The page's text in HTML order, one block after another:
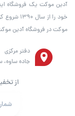
آدین موکت یک فروشگاه
خود را
موکت در فروشگاه آدین
دفتر مرکزی
جاده ساوه،
از